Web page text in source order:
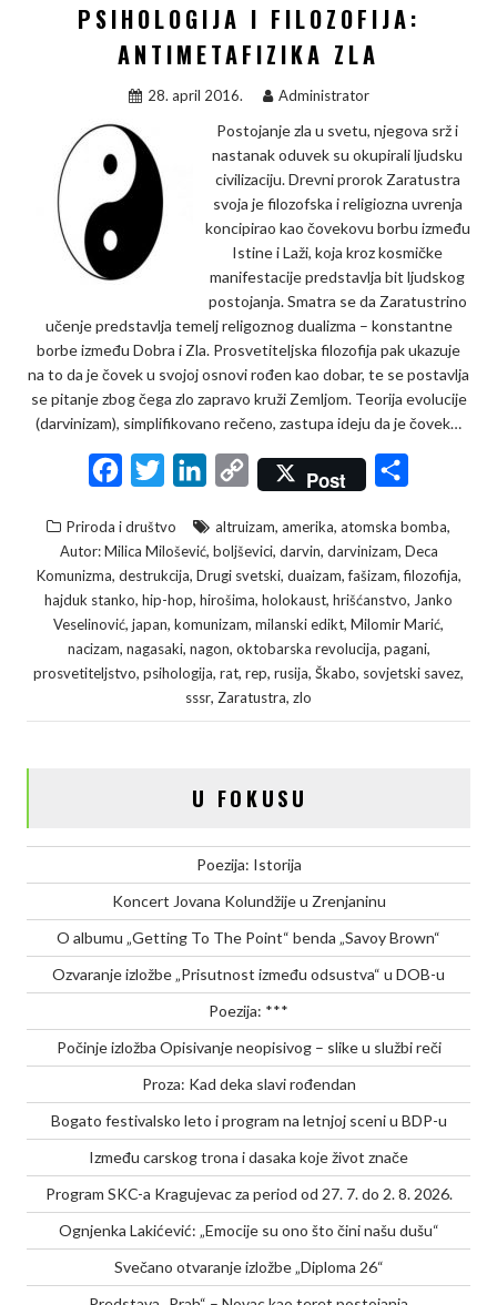
o
k
r
n
k
PSIHOLOGIJA I FILOZOFIJA:
ANTIMETAFIZIKA ZLA
28. april 2016. Administrator
Postojanje zla u svetu, njegova srž i
nastanak oduvek su okupirali ljudsku
civilizaciju. Drevni prorok Zaratustra
svoja je filozofska i religiozna uvrenja
koncipirao kao čovekovu borbu između
Istine i Laži, koja kroz kosmičke
manifestacije predstavlja bit ljudskog
postojanja. Smatra se da Zaratustrino
učenje predstavlja temelj religoznog dualizma – konstantne
borbe između Dobra i Zla. Prosvetiteljska filozofija pak ukazuje
na to da je čovek u svojoj osnovi rođen kao dobar, te se postavlja
se pitanje zbog čega zlo zapravo kruži Zemljom. Teorija evolucije
(darvinizam), simplifikovano rečeno, zastupa ideju da je čovek…
c
e
b
o
o
i
t
t
e
r
n
k
e
d
I
n
C
p
y
L
i
n
k
Post
a
r
e
Priroda i društvo altruizam, amerika, atomska bomba,
Autor: Milica Milošević, boljševici, darvin, darvinizam, Deca
Komunizma, destrukcija, Drugi svetski, duaizam,fašizam,filozofija,
hajduk stanko, hip-hop, hirošima, holokaust, hrišćanstvo, Janko
Veselinović, japan, komunizam, milanski edikt, Milomir Marić,
nacizam, nagasaki, nagon, oktobarska revolucija, pagani,
prosvetiteljstvo, psihologija, rat, rep, rusija, Škabo, sovjetski savez,
sssr, Zaratustra, zlo
U FOKUSU
Poezija: Istorija
Koncert Jovana Kolundžije u Zrenjaninu
O albumu „Getting To The Point“ benda „Savoy Brown“
Ozvaranje izložbe „Prisutnost između odsustva“ u DOB-u
Poezija: ***
Počinje izložba Opisivanje neopisivog – slike u službi reči
Proza: Kad deka slavi rođendan
Bogato festivalsko leto i program na letnjoj sceni u BDP-u
Između carskog trona i dasaka koje život znače
Program SKC-a Kragujevac za period od 27. 7. do 2. 8. 2026.
Ognjenka Lakićević: „Emocije su ono što čini našu dušu“
Svečano otvaranje izložbe „Diploma 26“